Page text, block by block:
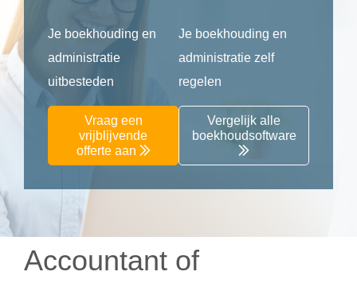
Je boekhouding en
administratie
uitbesteden
Vraag een
vrijblijvende
offerte aan
Je boekhouding en
administratie zelf
regelen
Vergelijk alle
boekhoudsoftware
Accountant of